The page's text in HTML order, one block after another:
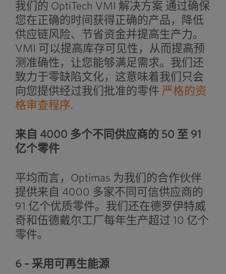
我们的 OptiTech VMI 解决方案 通过确保
您在正确的时间获得正确的产品，降低
供应链风险、节省资金并提高生产力。
VMI 可以提高库存可见性，从而提高预
测准确性，让您能够满足需求。我们还
致力于零缺陷文化，这意味着我们只会
向您提供经过我们批准的零件 严格的资
格审查程序.
来自 4000 多个不同供应商的 50 至 91
亿个零件
平均而言，Optimas 为我们的合作伙伴
提供来自 4000 多家不同可信供应商的
91 亿个优质零件。我们还在德罗伊特威
奇和伍德戴尔工厂每年生产超过 10 亿个
零件。
6 – 采用可再生能源